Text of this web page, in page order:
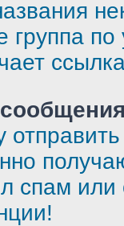
группа
спам или